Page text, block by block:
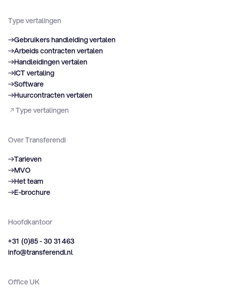
Type vertalingen
Gebruikers handleiding vertalen
Arbeids contracten vertalen
Handleidingen vertalen
ICT vertaling
Software
Huurcontracten vertalen
Type vertalingen
Over Transferendi
Tarieven
MVO
Het team
E-brochure
Hoofdkantoor
+31 (0)85 - 30 31 463
info@transferendi.nl
Office UK